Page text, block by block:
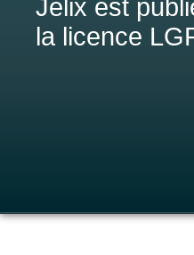
Jelix est
la licence